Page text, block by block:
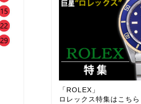
「ROLEX」
ロレックス特集はこちら